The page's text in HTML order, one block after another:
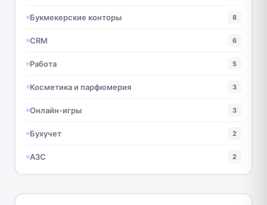
Букмекерские конторы 8
CRM 6
Работа 5
Косметика и парфюмерия 3
Онлайн-игры 3
Бухучет 2
АЗС 2